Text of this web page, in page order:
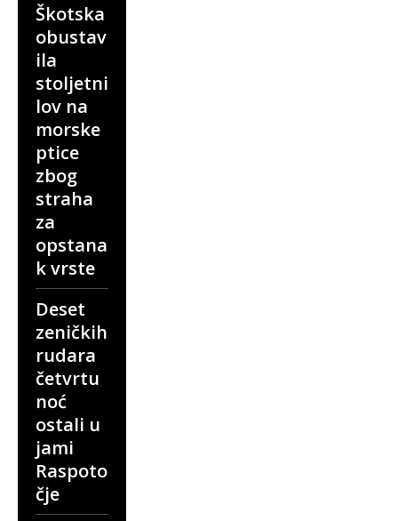
Škotska
obustav
ila
stoljetni
lov na
morske
ptice
zbog
straha
za
opstana
k vrste
Deset
zeničkih
rudara
četvrtu
noć
ostali u
jami
Raspoto
čje